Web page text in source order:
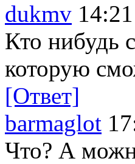
dukmv
Кто нибудь
которую
[Ответ]
barmaglot
Что? А